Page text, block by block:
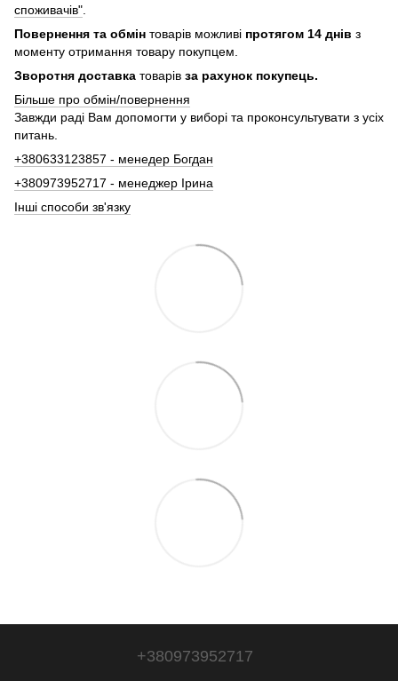
споживачів"
Повернення та обмін товарів можливі протягом 14 днів з
моменту отримання товару покупцем.
Зворотня доставка товарів за рахунок покупець.
Більше про обмін/повернення
Завжди раді Вам допомогти у виборі та проконсультувати з усіх
питань.
+380633123857 - менедер Богдан
+380973952717 - менеджер Ірина
Інші способи зв'язку
+380973952717